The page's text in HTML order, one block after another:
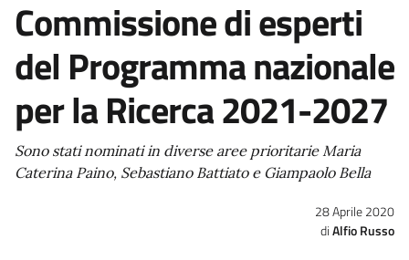
Commissione di esperti
del Programma nazionale
per la Ricerca 2021-2027
Sono stati nominati in diverse aree prioritarie Maria
Caterina Paino, Sebastiano Battiato e Giampaolo Bella
28 Aprile 2020
Alfio Russo